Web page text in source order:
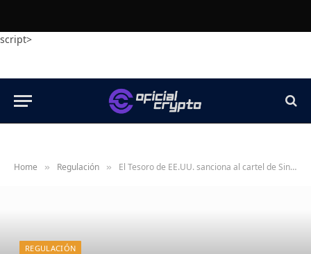
script>
Home » Regulación » El Tesoro de EE.UU. sanciona al cartel de Sinaloa por el tráfico de fentanilo impulsado por criptomonedas
REGULACIÓN